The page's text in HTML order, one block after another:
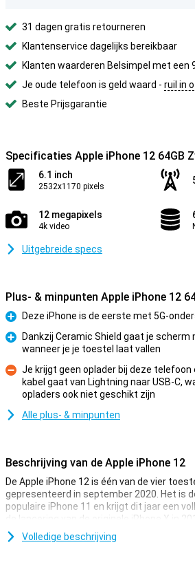
31 dagen gratis retourneren
Klantenservice dagelijks bereikbaar
Klanten waarderen Belsimpel met een
Je oude telefoon is geld waard - ruil in
Beste Prijsgarantie
Specificaties Apple iPhone 12 64GB
6.1 inch
2532x1170 pixels
12 megapixels
4k video
Uitgebreide specs
Plus- & minpunten Apple iPhone 12
Pluspunt
Deze iPhone is de eerste met 5G-
Pluspunt
Dankzij Ceramic Shield gaat je scherm
wanneer je je toestel laat vallen
Minpunt
Je krijgt geen oplader bij deze telefoon
kabel gaat van Lightning naar USB-C,
opladers ook niet geschikt zijn
Alle plus- & minpunten
Beschrijving van de Apple iPhone 12
De Apple iPhone 12 is één van de vier
gepresenteerd in september 2020. Het is
populaire iPhone 11 en krijgt dit jaar een
de lancering van de originele iPhone X in
scherm is vervangen door een
waarbij de verschillende sensoren om
Volledige beschrijving